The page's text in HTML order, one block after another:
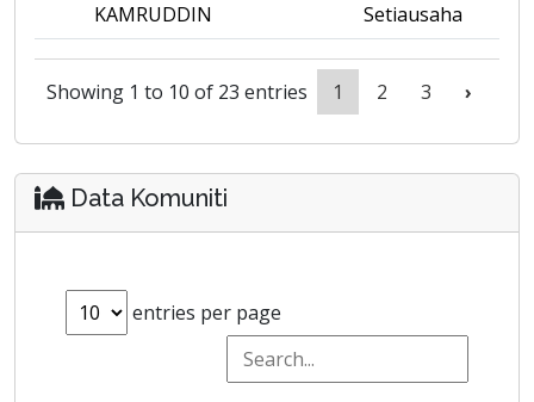
KAMRUDDIN
Setiausaha
Showing 1 to 10 of 23 entries 1 2 3 ›
Data Komuniti
entries per page